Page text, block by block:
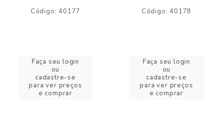
Código: 40177
Faça seu login
ou
cadastre-se
para ver preços
e comprar
Código: 40178
Faça seu login
ou
cadastre-se
para ver preços
e comprar